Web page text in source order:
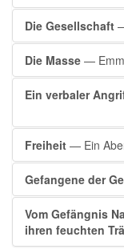
Die Gesellschaft
Die Masse —
Ein verbaler
Freiheit — Ein
Gefangene der
Vom Gefängnis
ihren feuchten